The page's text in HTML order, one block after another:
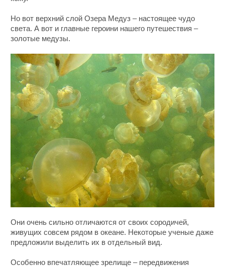
Но вот верхний слой Озера Медуз – настоящее чудо
света. А вот и главные героини нашего путешествия –
золотые медузы.
Они очень сильно отличаются от своих сородичей,
живущих совсем рядом в океане. Некоторые ученые даже
предложили выделить их в отдельный вид.
Особенно впечатляющее зрелище – передвижения